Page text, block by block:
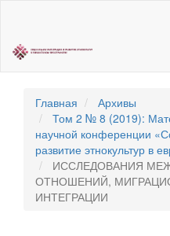
содержанию
страницы
навигация
Основное
содержание
Боковая
панель
Главная
Архивы
Том 2 № 8 (2019):
научной конференции
развитие этнокультур в
ИССЛЕДОВАНИЯ
ОТНОШЕНИЙ,
ИНТЕГРАЦИИ